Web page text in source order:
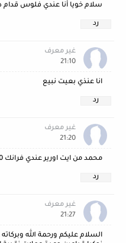
سلام خويا أنا عندي فلوس قدام ديال 1371 رقم الهاتف
رد
غير معرف
21:10
انا عنذي بعيت نبيع
رد
غير معرف
21:20
محمد من ايت اورير عندي فرانك 20 سنتيم 0606615331
رد
غير معرف
21:27
السلام عليكم ورحمة الله